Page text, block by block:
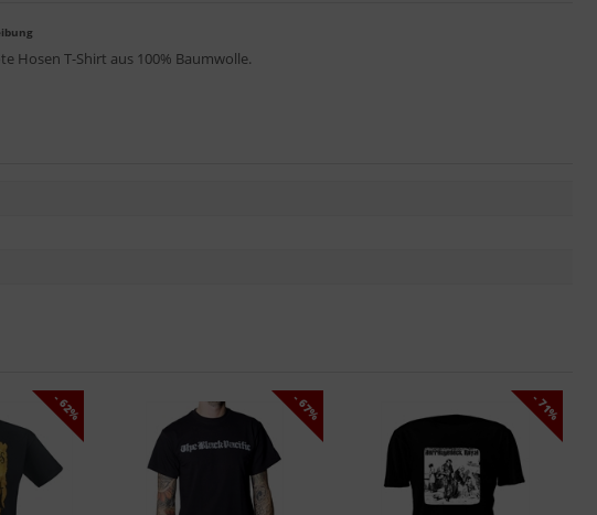
Hosen T-Shirt aus 100% Baumwolle.
- 62% - 67% - 71%